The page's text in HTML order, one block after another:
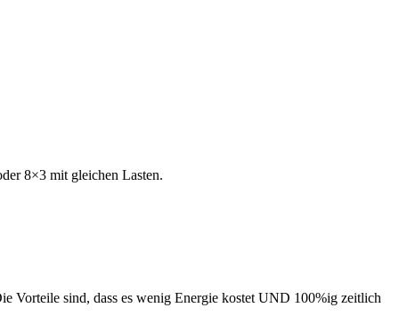
8×3 mit gleichen Lasten.
Vorteile sind, dass es wenig Energie kostet UND 100%ig zeitlich